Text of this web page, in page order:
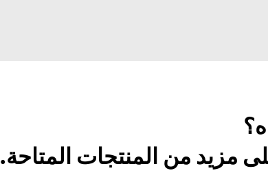
مزيد من المنتجات المتاحة.